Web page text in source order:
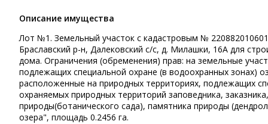
Описание имущества
Лот №1. Земельный участок с кадастровым №
Браславский р-н, Далековский с/с, д. Милашки, 16А для
дома. Ограничения (обременения) прав: на земельные
подлежащих специальной охране (в водоохранных зонах)
расположенные на природных территориях, подлежащих
охраняемых природных территорий заповедника,
природы(ботанического сада), памятника природы
озера", площадь 0.2456 га.